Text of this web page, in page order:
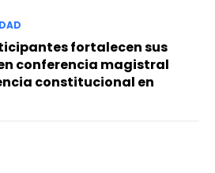
fortalecen sus
conferencia magistral
constitucional en